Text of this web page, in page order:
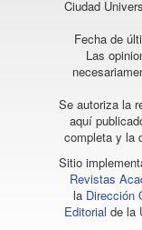
Ciudad
Fecha de
Las
Se autoriza la
aquí
completa y la
Sitio
Revistas
la Dirección
Editorial de la